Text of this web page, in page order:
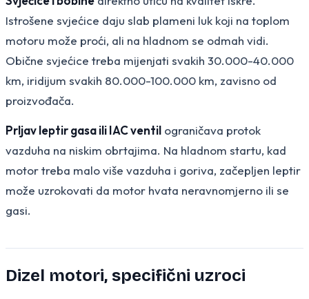
Istrošene svjećice daju slab plameni luk koji na toplom
motoru može proći, ali na hladnom se odmah vidi.
Obične svjećice treba mijenjati svakih 30.000-40.000
km, iridijum svakih 80.000-100.000 km, zavisno od
proizvođača.
Prljav leptir gasa ili IAC ventil ograničava protok
vazduha na niskim obrtajima. Na hladnom startu, kad
motor treba malo više vazduha i goriva, začepljen leptir
može uzrokovati da motor hvata neravnomjerno ili se
gasi.
Dizel motori, specifični uzroci